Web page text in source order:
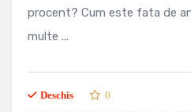
procent? Cum este fata de
multe ...
Deschis
0